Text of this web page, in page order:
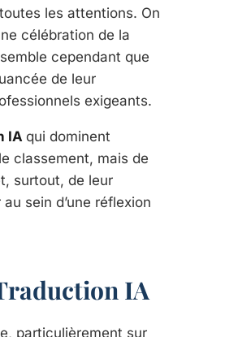
les attentions. On
célébration de la
cependant que
de leur
exigeants.
IA qui dominent
classement, mais de
surtout, de leur
sein d’une réflexion
IA
particulièrement sur